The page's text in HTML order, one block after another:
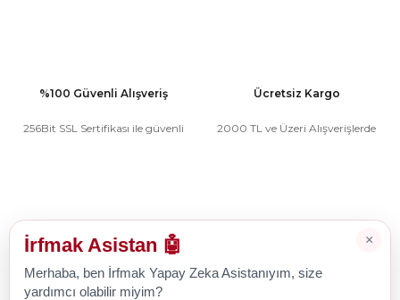
%100 Güvenli Alışveriş
256Bit SSL Sertifikası ile güvenli
Ücretsiz Kargo
2000 TL ve Üzeri Alışverişlerde
Uygun Ödeme Seçenekleri
Kredi kartına taksit seçenekleri
0212 526 28 58
×
İrfmak Asistan 🤖
Merhaba, ben İrfmak Yapay Zeka Asistanıyım, size
yardımcı olabilir miyim?